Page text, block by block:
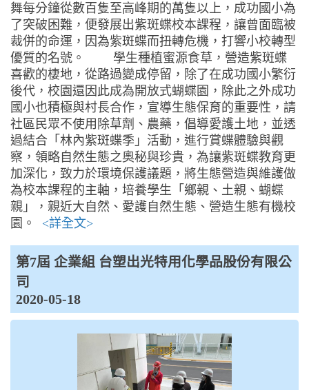
舞每分鐘從數百隻至高峰期的萬隻以上，成功國小為
了突破困難，便發展出紫斑蝶校本課程，讓曾面臨被
裁併的命運，因為紫斑蝶而扭轉危機，打響小校轉型
優質的名號。 學生種植蜜源食草，營造紫斑蝶
喜歡的棲地，從路過變成停留，除了在成功國小繁衍
後代，校園還因此成為開放式蝴蝶園，除此之外成功
國小也積極與村長合作，宣導生態保育的重要性，請
社區民眾不使用除草劑、農藥，倡導愛護土地，並透
過結合「林內紫斑蝶季」活動，進行賞蝶體驗與觀
察，領略自然生態之奧秘與珍貴，為讓紫斑蝶教育更
加深化，致力於環境保護議題，將生態營造與維護做
為校本課程的主軸，培養學生「鄉親、土親、蝴蝶
親」，親近大自然、愛護自然生態、營造生態有機校
園。 <詳全文>
第7屆 企業組 台塑出光特用化學品股份有限公
司
2020-05-18